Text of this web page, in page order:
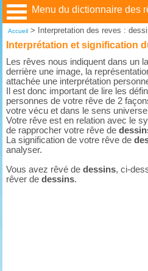
Menu du dictionnaire des
Accueil> Interpretation des reves :
Interprétation et signification
Les rêves nous indiquent dans un
derrière une image, la
attachée une interprétation
Il est donc important de lire les
personnes de votre rêve de 2
votre vécu et dans le sens
Votre rêve est en relation avec le
de rapprocher votre rêve de
La signification de votre rêve de
analyser.
Vous avez rêvé dedessins, ci-
rêver dedessins.